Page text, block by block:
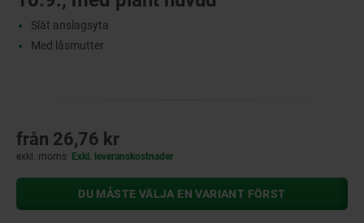
Slät anslagsyta
Med låsmutter
från 26,76 kr
exkl. moms Exkl. leveranskostnader
DU MÅSTE VÄLJA EN VARIANT FÖRST